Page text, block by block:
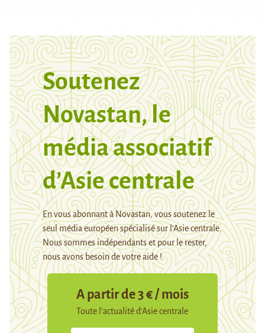
Soutenez
Novastan, le
média associatif
d’Asie centrale
En vous abonnant à Novastan, vous soutenez le
seul média européen spécialisé sur l’Asie centrale.
Nous sommes indépendants et pour le rester,
nous avons besoin de votre aide !
A partir de 3 € / mois
Toute l’actualité d’Asie centrale